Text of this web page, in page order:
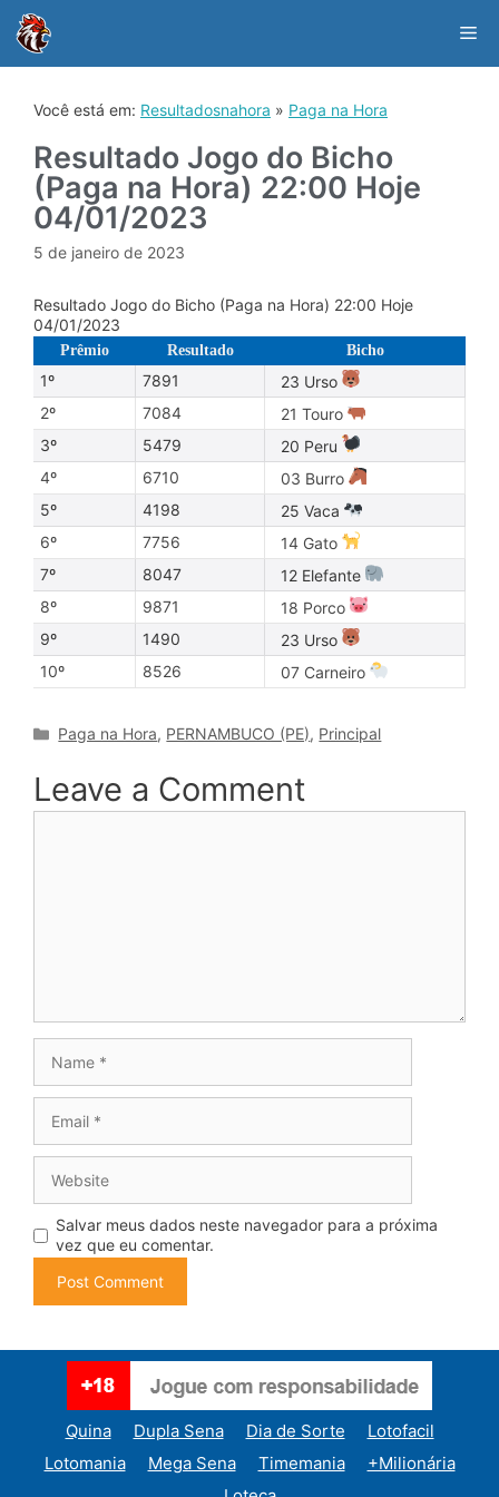
content
Você está em: Resultadosnahora » Paga na Hora
Resultado Jogo do Bicho
(Paga na Hora) 22:00 Hoje
04/01/2023
5 de janeiro de 2023
Resultado Jogo do Bicho (Paga na Hora) 22:00 Hoje
04/01/2023
Prêmio Resultado Bicho
1º 7891
23 Urso
2º
7084
21 Touro
3º
5479
20 Peru
4º
6710
03 Burro
5º
4198
25 Vaca
6º
7756
14 Gato
7º
8047
12 Elefante
8º
9871
18 Porco
9º
1490
23 Urso
10º
8526 07 Carneiro
Categories
Paga na Hora, PERNAMBUCO (PE), Principal
Leave a Comment
Salvar meus dados neste navegador para a próxima
vez que eu comentar.
Quina Dupla Sena Dia de Sorte
Lotofacil
Lotomania
Mega Sena Timemania
+Milionária